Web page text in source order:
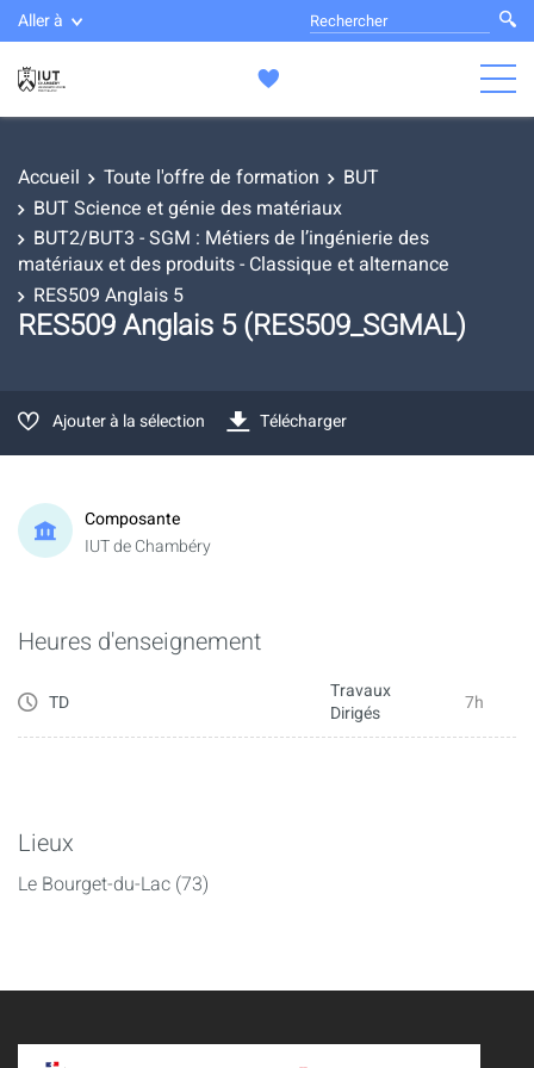
Aller à
Accueil Toute l'offre de formation
BUT
BUT Science et génie des matériaux
BUT2/BUT3 - SGM : Métiers de l’ingénierie des
matériaux et des produits - Classique et alternance
RES509 Anglais 5
RES509 Anglais 5 (RES509_SGMAL)
Ajouter à la sélection Télécharger
Composante
IUT de Chambéry
Heures d'enseignement
TD
Travaux
Dirigés
7h
Lieux
Le Bourget-du-Lac (73)